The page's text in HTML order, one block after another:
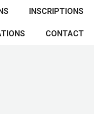
INSCRIPTIONS
CONTACT
COMITÉS
PARTENARIATS